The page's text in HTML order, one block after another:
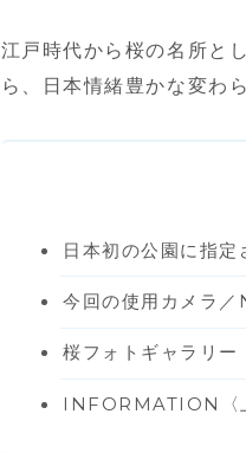
江戸時代から桜の名所と
ら、日本情緒豊かな変わ
日本初の公園に指
今回の使用カメラ
桜フォトギャラリー
INFORMATION〈